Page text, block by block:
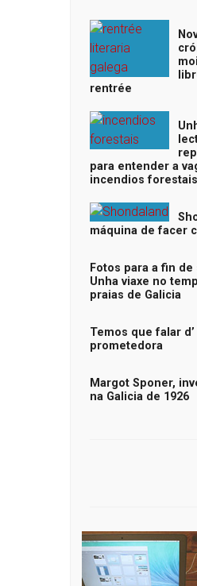
rentrée
para entender a
incendios forestais
máquina de facer
Fotos para a fin de
Unha viaxe no
praias de Galicia
Temos que falar
prometedora
Margot Sponer,
na Galicia de 1926